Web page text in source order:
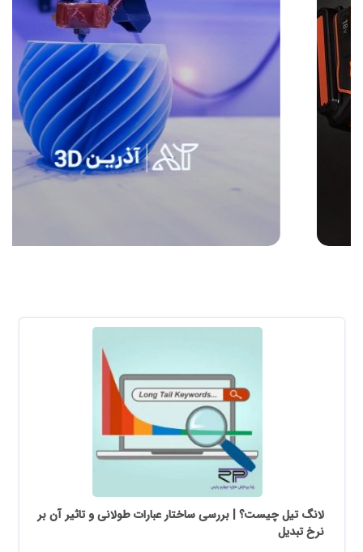
لانگ تیل چیست؟ | بررسی ساختار عبارات طولانی و تاثیر آن بر
نرخ تبدیل